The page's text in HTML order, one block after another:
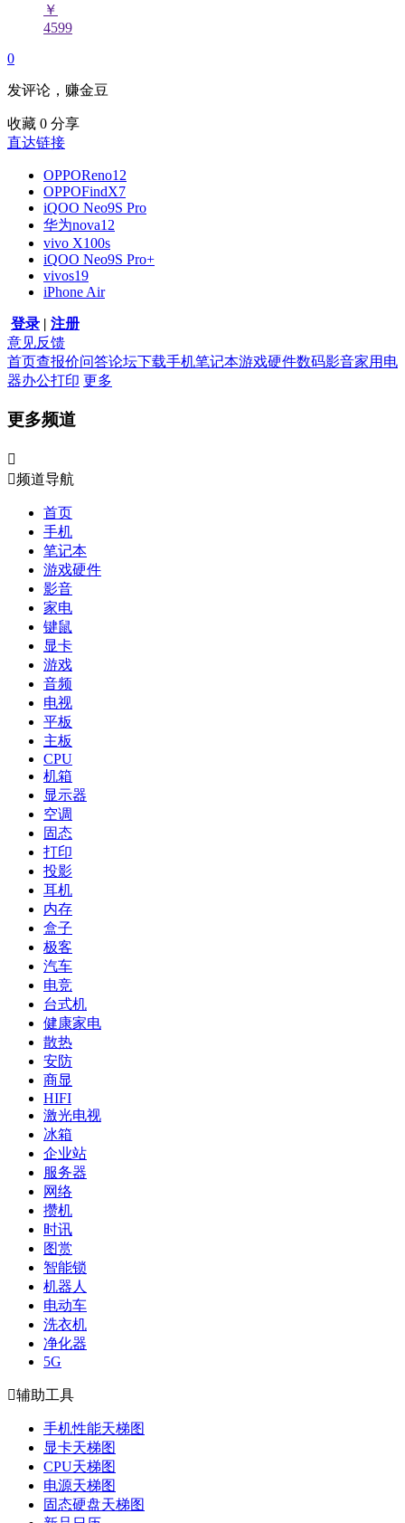
￥
4599
0
发评论，赚金豆
收藏 0 分享
直达链接
OPPOReno12
OPPOFindX7
iQOO Neo9S Pro
华为nova12
vivo X100s
iQOO Neo9S Pro+
vivos19
iPhone Air
登录 | 注册
意见反馈
首页查报价问答论坛下载手机笔记本游戏硬件数码影音家用电
器办公打印 更多
更多频道

频道导航
首页
手机
笔记本
游戏硬件
影音
家电
键鼠
显卡
游戏
音频
电视
平板
主板
CPU
机箱
显示器
空调
固态
打印
投影
耳机
内存
盒子
极客
汽车
电竞
台式机
健康家电
散热
安防
商显
HIFI
激光电视
冰箱
企业站
服务器
网络
攒机
时讯
图赏
智能锁
机器人
电动车
洗衣机
净化器
5G
辅助工具
手机性能天梯图
显卡天梯图
CPU天梯图
电源天梯图
固态硬盘天梯图